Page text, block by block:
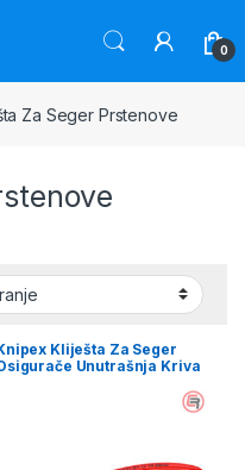
0
Za Seger Prstenove
Kliješta Za Seger
Unutrašnja Kriva